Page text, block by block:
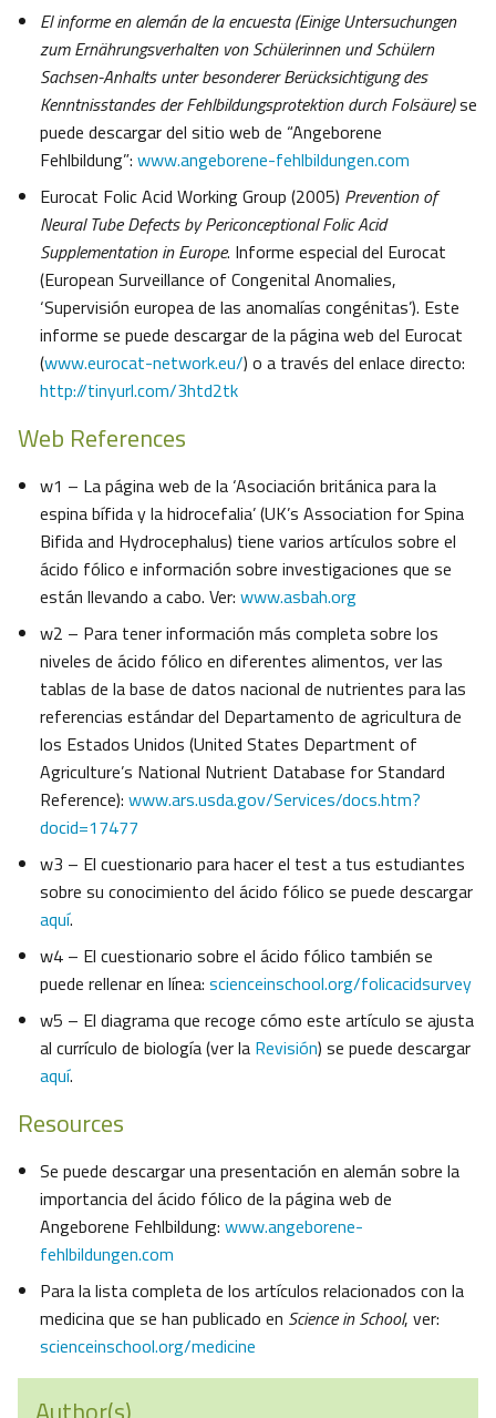
El informe en alemán de la encuesta (Einige Untersuchungen
zum Ernährungsverhalten von Schülerinnen und Schülern
Sachsen-Anhalts unter besonderer Berücksichtigung des
Kenntnisstandes der Fehlbildungsprotektion durch Folsäure)se
puede descargar del sitio web de “Angeborene
Fehlbildung”: www.angeborene-fehlbildungen.com
Eurocat Folic Acid Working Group (2005) Prevention of
Neural Tube Defects by Periconceptional Folic Acid
Supplementation in Europe. Informe especial del Eurocat
(European Surveillance of Congenital Anomalies,
‘Supervisión europea de las anomalías congénitas’). Este
informe se puede descargar de la página web del Eurocat
(www.eurocat-network.eu/) o a través del enlace directo:
http://tinyurl.com/3htd2tk
Web References
w1 – La página web de la ‘Asociación británica para la
espina bífida y la hidrocefalia’ (UK’s Association for Spina
Bifida and Hydrocephalus) tiene varios artículos sobre el
ácido fólico e información sobre investigaciones que se
están llevando a cabo. Ver: www.asbah.org
w2 – Para tener información más completa sobre los
niveles de ácido fólico en diferentes alimentos, ver las
tablas de la base de datos nacional de nutrientes para las
referencias estándar del Departamento de agricultura de
los Estados Unidos (United States Department of
Agriculture’s National Nutrient Database for Standard
Reference): www.ars.usda.gov/Services/docs.htm?
docid=17477
w3 – El cuestionario para hacer el test a tus estudiantes
sobre su conocimiento del ácido fólico se puede descargar
aquí.
w4 – El cuestionario sobre el ácido fólico también se
puede rellenar en línea: scienceinschool.org/folicacidsurvey
w5 – El diagrama que recoge cómo este artículo se ajusta
al currículo de biología (ver la Revisión) se puede descargar
aquí.
Resources
Se puede descargar una presentación en alemán sobre la
importancia del ácido fólico de la página web de
Angeborene Fehlbildung: www.angeborene-
fehlbildungen.com
Para la lista completa de los artículos relacionados con la
medicina que se han publicado en Science in School, ver:
scienceinschool.org/medicine